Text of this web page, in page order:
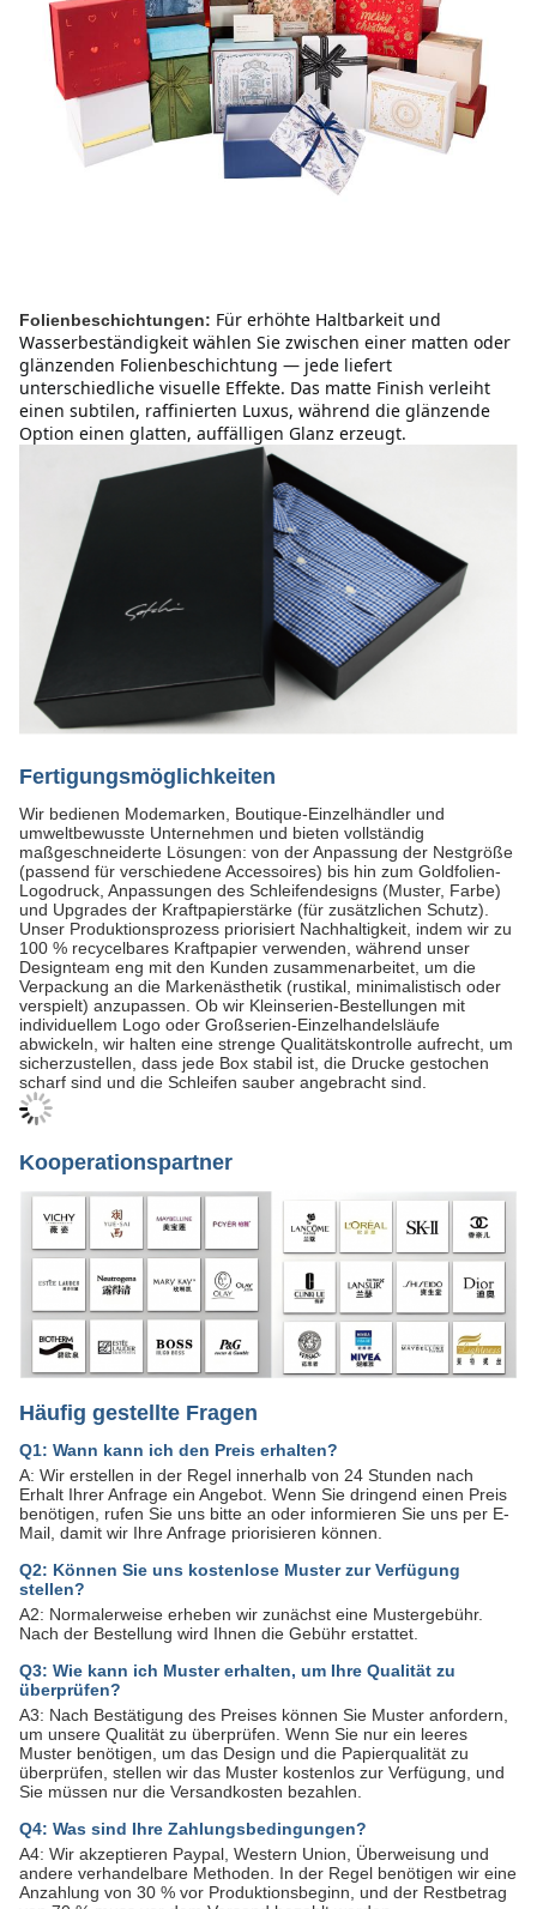
Folienbeschichtungen: Für erhöhte Haltbarkeit und
Wasserbeständigkeit wählen Sie zwischen einer matten oder
glänzenden Folienbeschichtung — jede liefert
unterschiedliche visuelle Effekte. Das matte Finish verleiht
einen subtilen, raffinierten Luxus, während die glänzende
Option einen glatten, auffälligen Glanz erzeugt.
Fertigungsmöglichkeiten
Wir bedienen Modemarken, Boutique-Einzelhändler und
umweltbewusste Unternehmen und bieten vollständig
maßgeschneiderte Lösungen: von der Anpassung der Nestgröße
(passend für verschiedene Accessoires) bis hin zum Goldfolien-
Logodruck, Anpassungen des Schleifendesigns (Muster, Farbe)
und Upgrades der Kraftpapierstärke (für zusätzlichen Schutz).
Unser Produktionsprozess priorisiert Nachhaltigkeit, indem wir zu
100 % recycelbares Kraftpapier verwenden, während unser
Designteam eng mit den Kunden zusammenarbeitet, um die
Verpackung an die Markenästhetik (rustikal, minimalistisch oder
verspielt) anzupassen. Ob wir Kleinserien-Bestellungen mit
individuellem Logo oder Großserien-Einzelhandelsläufe
abwickeln, wir halten eine strenge Qualitätskontrolle aufrecht, um
sicherzustellen, dass jede Box stabil ist, die Drucke gestochen
scharf sind und die Schleifen sauber angebracht sind.
Kooperationspartner
Häufig gestellte Fragen
Q1: Wann kann ich den Preis erhalten?
A: Wir erstellen in der Regel innerhalb von 24 Stunden nach
Erhalt Ihrer Anfrage ein Angebot. Wenn Sie dringend einen Preis
benötigen, rufen Sie uns bitte an oder informieren Sie uns per E-
Mail, damit wir Ihre Anfrage priorisieren können.
Q2: Können Sie uns kostenlose Muster zur Verfügung
stellen?
A2: Normalerweise erheben wir zunächst eine Mustergebühr.
Nach der Bestellung wird Ihnen die Gebühr erstattet.
Q3: Wie kann ich Muster erhalten, um Ihre Qualität zu
überprüfen?
A3: Nach Bestätigung des Preises können Sie Muster anfordern,
um unsere Qualität zu überprüfen. Wenn Sie nur ein leeres
Muster benötigen, um das Design und die Papierqualität zu
überprüfen, stellen wir das Muster kostenlos zur Verfügung, und
Sie müssen nur die Versandkosten bezahlen.
Q4: Was sind Ihre Zahlungsbedingungen?
A4: Wir akzeptieren Paypal, Western Union, Überweisung und
andere verhandelbare Methoden. In der Regel benötigen wir eine
Anzahlung von 30 % vor Produktionsbeginn, und der Restbetrag